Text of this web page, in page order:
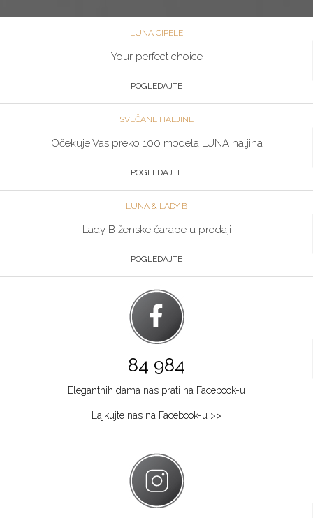
LUNA CIPELE
Your perfect choice
POGLEDAJTE
SVEČANE HALJINE
Očekuje Vas preko 100 modela LUNA haljina
POGLEDAJTE
LUNA & LADY B
Lady B ženske čarape u prodaji
POGLEDAJTE
84 984
Elegantnih dama nas prati na Facebook-u
Lajkujte nas na Facebook-u >>